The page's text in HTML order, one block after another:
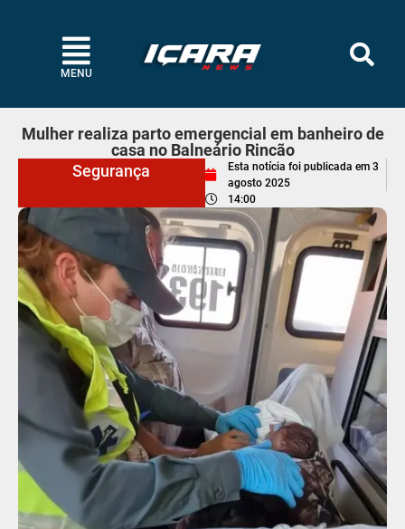
MENU
Mulher realiza parto emergencial em banheiro de
casa no Balneário Rincão
Segurança
Esta notícia foi publicada em 3
agosto 2025
14:00